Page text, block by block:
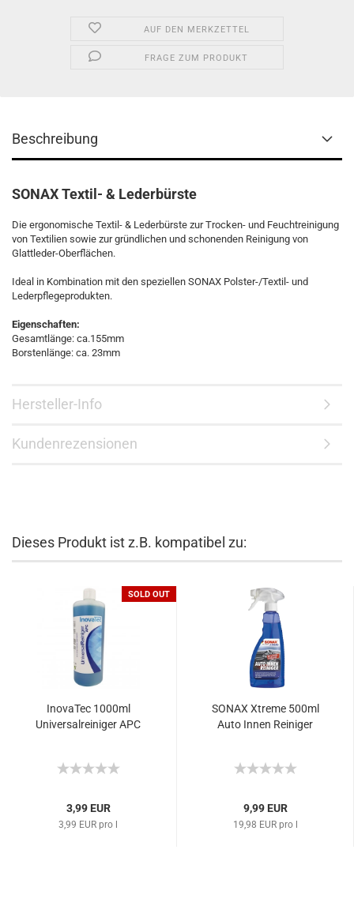
AUF DEN MERKZETTEL
FRAGE ZUM PRODUKT
Beschreibung
SONAX Textil- & Lederbürste
Die ergonomische Textil- & Lederbürste zur Trocken- und Feuchtreinigung
von Textilien sowie zur gründlichen und schonenden Reinigung von
Glattleder-Oberflächen.
Ideal in Kombination mit den speziellen SONAX Polster-/Textil- und
Lederpflegeprodukten.
Eigenschaften:
Gesamtlänge: ca.155mm
Borstenlänge: ca. 23mm
Hersteller-Info
Kundenrezensionen
Dieses Produkt ist z.B. kompatibel zu:
SOLD OUT
InovaTec 1000ml
Universalreiniger APC
3,99 EUR
3,99 EUR pro l
SONAX Xtreme 500ml
Auto Innen Reiniger
9,99 EUR
19,98 EUR pro l